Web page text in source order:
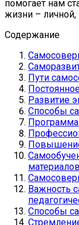
помогает нам
жизни – личной,
Содержание
Пути
Развитие
Способы
материалов
Важность
Способы